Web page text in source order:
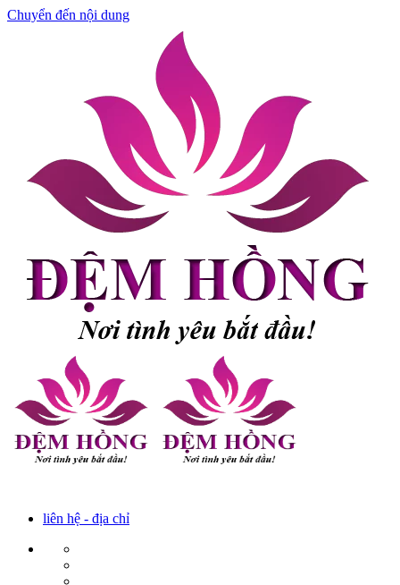
Chuyển đến nội dung
liên hệ - địa chỉ